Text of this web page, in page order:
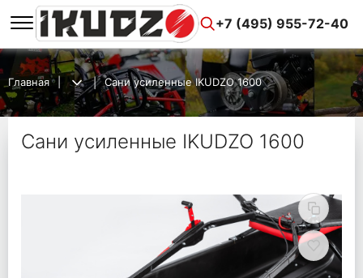
+7 (495) 955-72-40
Главная Сани усиленные IKUDZO 1600
Сани усиленные IKUDZO 1600